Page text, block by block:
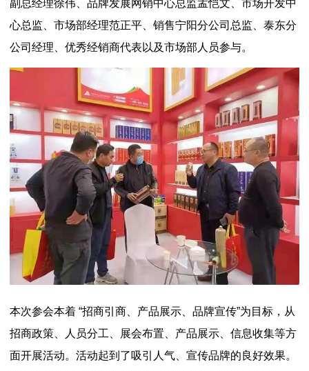
副总经理徐伟、品牌发展网销中心总监孟恺文、市场开发中
心总监、市场部经理范正平、销售宁阳分公司总监、泰东分
公司经理、优秀经销商代表以及市场部人员参与。
本次参会本着 “招商引商、产品展示、品牌宣传”为目标，从
招商政策、人员分工、展会布置、产品展示、信息收集等方
面开展活动。活动起到了吸引人气、宣传品牌的良好效果。